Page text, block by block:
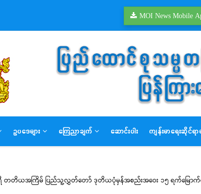
MOI News Mobile
ဥပဒေများ ကြေညာချက် ဆောင်းပါး ကျန်းမာရေးဆိုင်ရာမ
တတိယအကြိမ် ပြည်သူ့လွှတ်တော် ဒုတိယပုံမှန်အစည်းအဝေး ၁၅ ရက်မြောက်နေ့သို့